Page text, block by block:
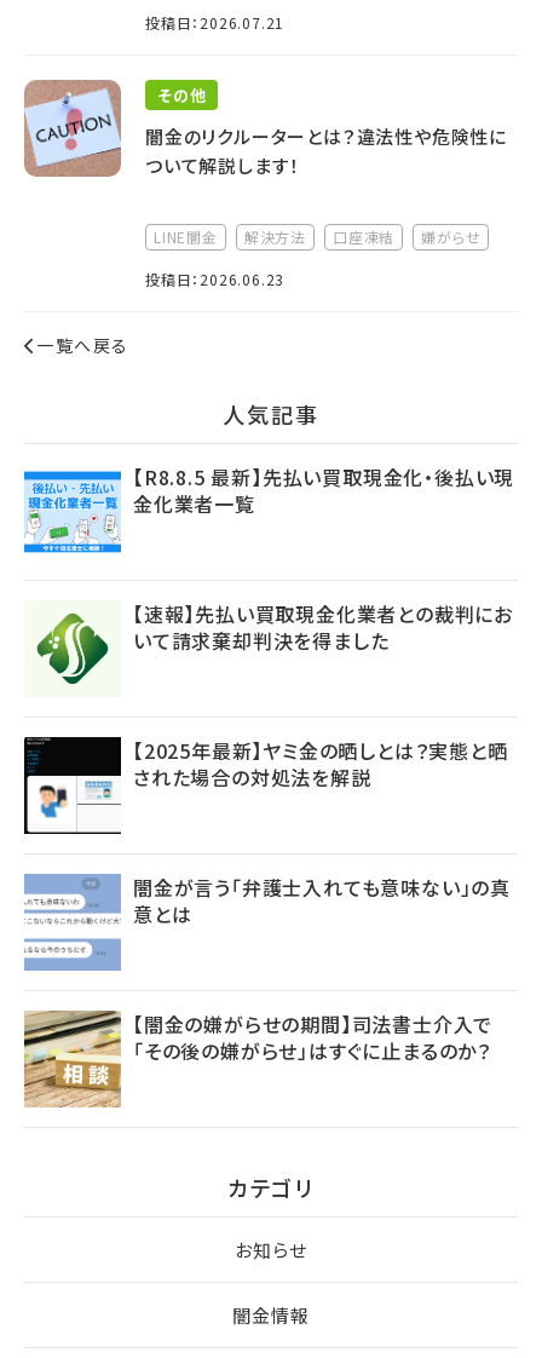
投稿日：2026.07.21
その他
闇金のリクルーターとは？違法性や危険性に
ついて解説します！
LINE闇金 解決方法 口座凍結 嫌がらせ
投稿日：2026.06.23
一覧へ戻る
⼈気記事
【R8.8.5 最新】先払い買取現金化・後払い現
金化業者一覧
【速報】先払い買取現金化業者との裁判にお
いて請求棄却判決を得ました
【2025年最新】ヤミ金の晒しとは？実態と晒
された場合の対処法を解説
闇金が言う「弁護士入れても意味ない」の真
意とは
【闇金の嫌がらせの期間】司法書士介入で
「その後の嫌がらせ」はすぐに止まるのか？
カテゴリ
お知らせ
闇金情報